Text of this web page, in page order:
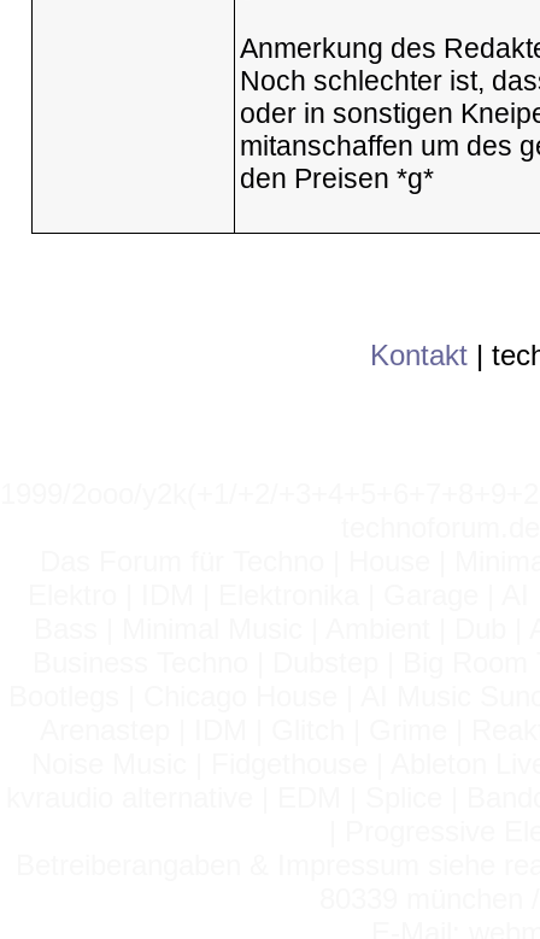
Anmerkung des
Noch schlechter ist,
oder in sonstigen
mitanschaffen um des
den Preisen *g*
Kontakt |